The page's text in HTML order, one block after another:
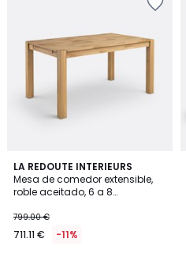
LA REDOUTE INTERIEURS
Mesa de comedor extensible,
roble aceitado, 6 a 8
799.00 €
711.11 € -11%
4,3
/ 5